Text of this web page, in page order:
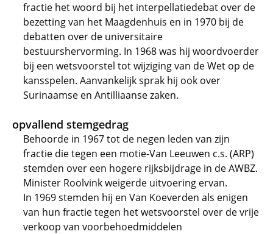
fractie het woord bij het interpellatiedebat over de
bezetting van het Maagdenhuis en in 1970 bij de
debatten over de universitaire
bestuurshervorming. In 1968 was hij woordvoerder
bij een wetsvoorstel tot wijziging van de Wet op de
kansspelen. Aanvankelijk sprak hij ook over
Surinaamse en Antilliaanse zaken.
opvallend stemgedrag
Behoorde in 1967 tot de negen leden van zijn
fractie die tegen een motie-Van Leeuwen c.s. (ARP)
stemden over een hogere rijksbijdrage in de AWBZ.
Minister Roolvink weigerde uitvoering ervan.
In 1969 stemden hij en Van Koeverden als enigen
van hun fractie tegen het wetsvoorstel over de vrije
verkoop van voorbehoedmiddelen